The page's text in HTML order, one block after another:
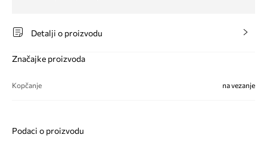
Detalji o proizvodu
Značajke proizvoda
Kopčanje na vezanje
Podaci o proizvodu